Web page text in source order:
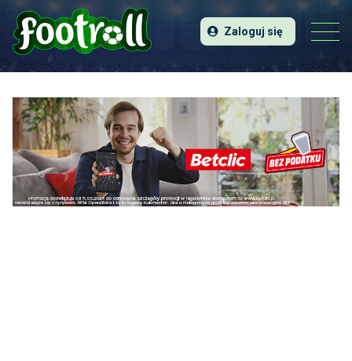
Zaloguj się